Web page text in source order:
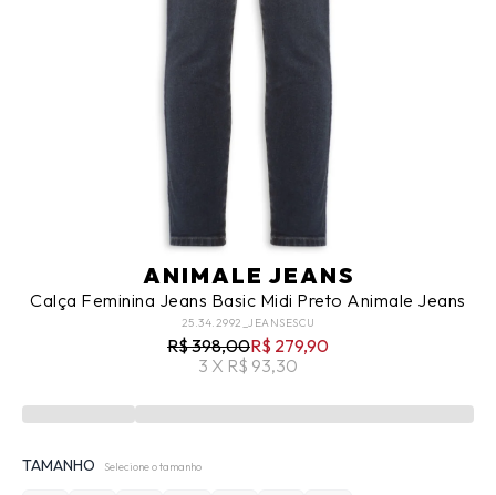
ANIMALE JEANS
Calça Feminina Jeans Basic Midi Preto Animale Jeans
25.34.2992_JEANSESCU
R$ 398,00R$ 279,90
3 X R$ 93,30
TAMANHO Selecione o tamanho